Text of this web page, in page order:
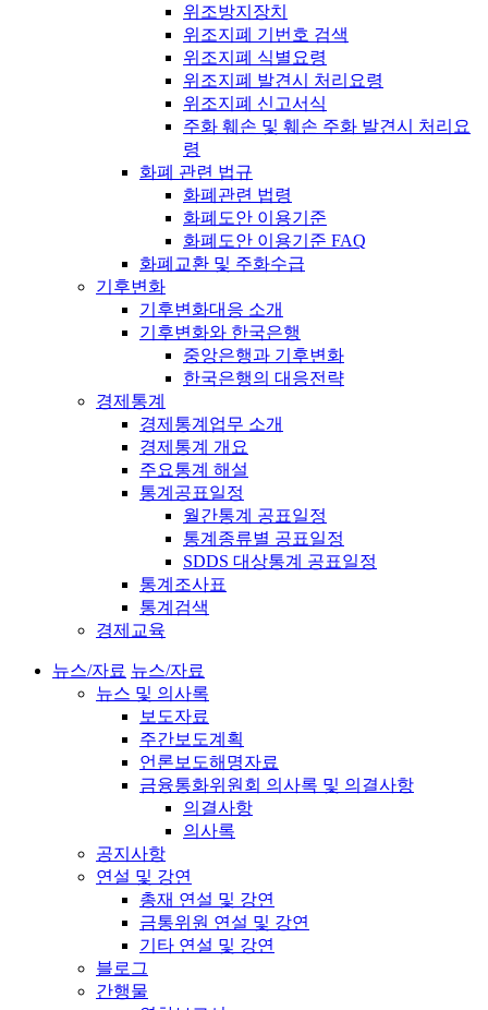
위조방지장치
위조지폐 기번호 검색
위조지폐 식별요령
위조지폐 발견시 처리요령
위조지폐 신고서식
주화 훼손 및 훼손 주화 발견시 처리요
령
화폐 관련 법규
화폐관련 법령
화폐도안 이용기준
화폐도안 이용기준 FAQ
화폐교환 및 주화수급
기후변화
기후변화대응 소개
기후변화와 한국은행
중앙은행과 기후변화
한국은행의 대응전략
경제통계
경제통계업무 소개
경제통계 개요
주요통계 해설
통계공표일정
월간통계 공표일정
통계종류별 공표일정
SDDS 대상통계 공표일정
통계조사표
통계검색
경제교육
뉴스/자료 뉴스/자료
뉴스 및 의사록
보도자료
주간보도계획
언론보도해명자료
금융통화위원회 의사록 및 의결사항
의결사항
의사록
공지사항
연설 및 강연
총재 연설 및 강연
금통위원 연설 및 강연
기타 연설 및 강연
블로그
간행물